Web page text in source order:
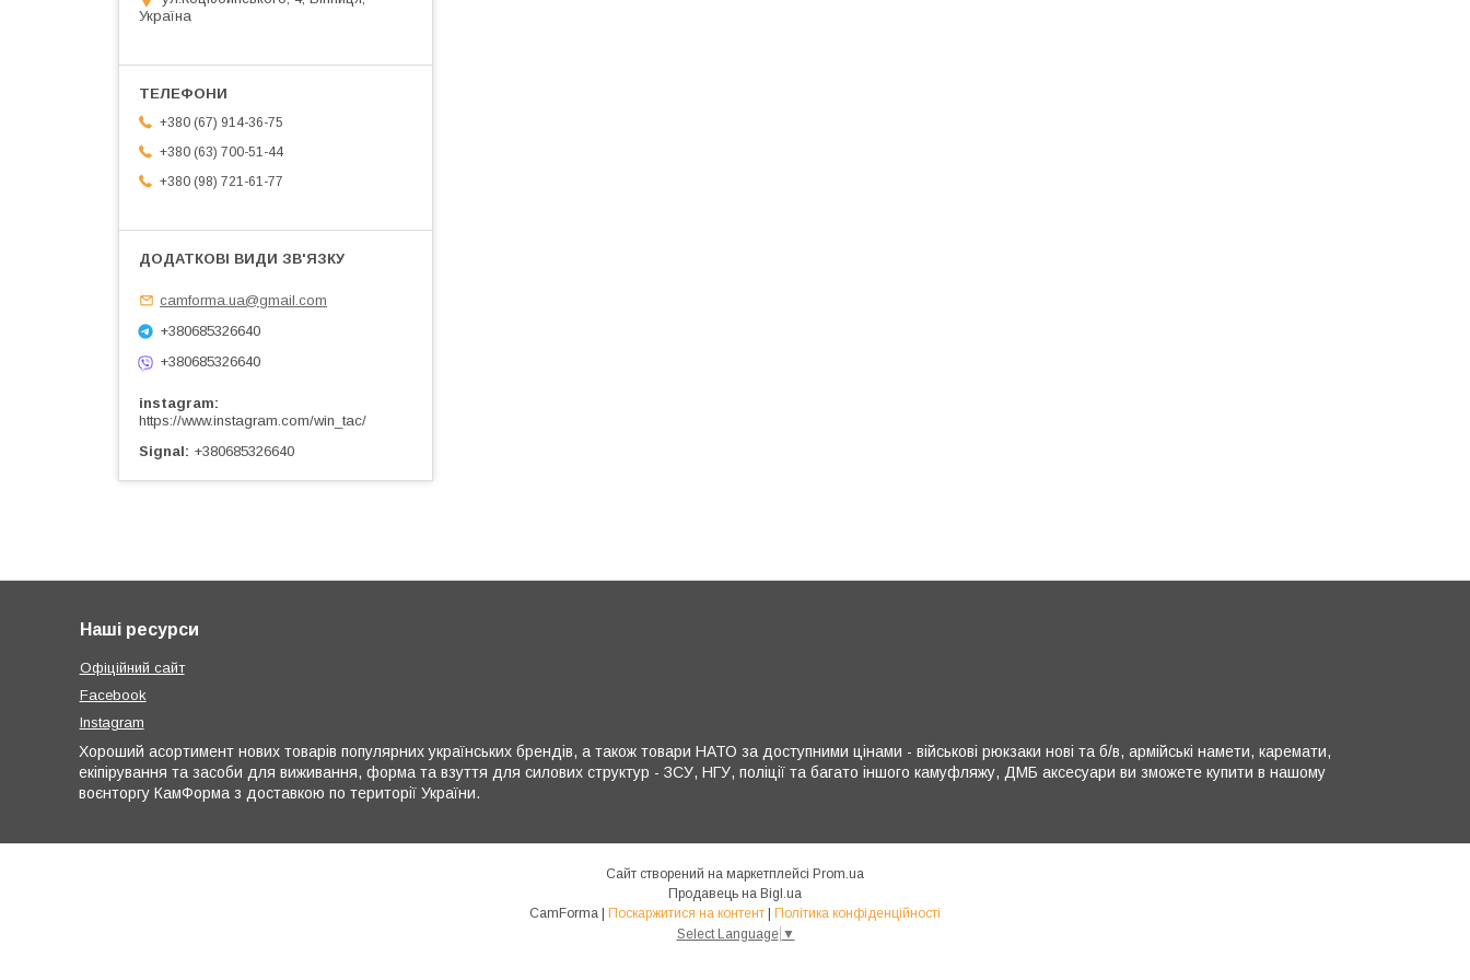
Україна
+380 (67) 914-36-75
+380 (63) 700-51-44
+380 (98) 721-61-77
camforma.ua@gmail.com
+380685326640
+380685326640
instagram
https://www.instagram.com/win_tac/
Signal
+380685326640
Наші ресурси
Офіційний сайт
Facebook
Instagram
Хороший асортимент нових товарів популярних українських брендів, а також товари НАТО за доступними цінами - військові рюкзаки нові та б/в, армійські намети, каремати,
екіпірування та засоби для виживання, форма та взуття для силових структур - ЗСУ, НГУ, поліції та багато іншого камуфляжу, ДМБ аксесуари ви зможете купити в нашому
воєнторгу КамФорма з доставкою по території України.
Сайт створений на маркетплейсі Prom.ua
Продавець на Bigl.ua
CamForma | Поскаржитися на контент | Політика конфіденційності
Select Language ▼